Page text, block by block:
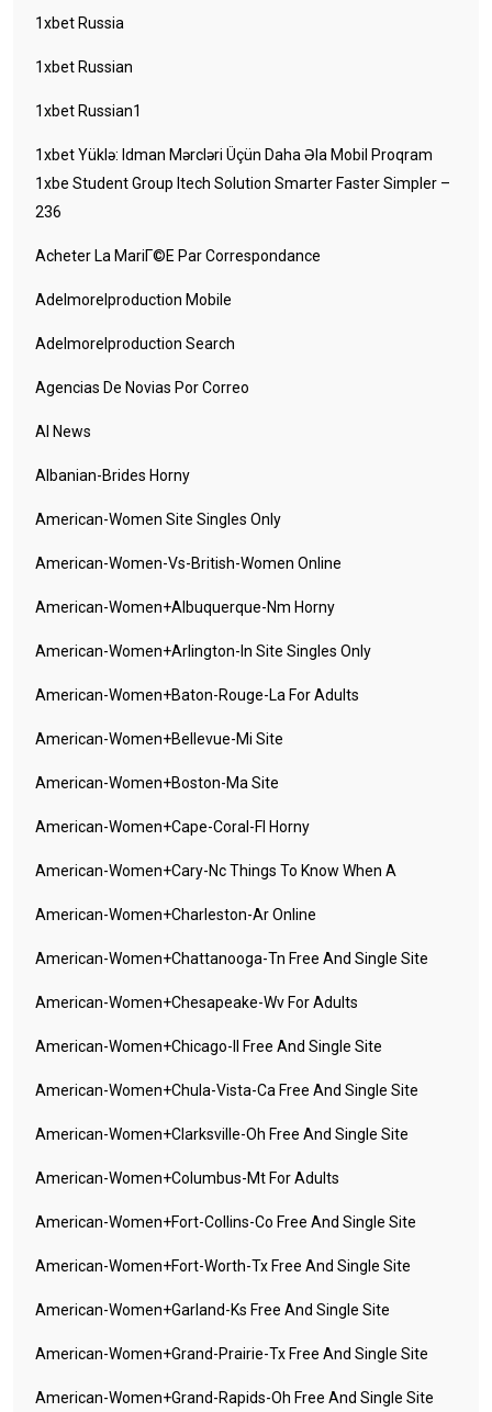
1xbet Russia
1xbet Russian
1xbet Russian1
1xbet Yüklə: Idman Mərcləri Üçün Daha Əla Mobil Proqram
1xbe Student Group Itech Solution Smarter Faster Simpler –
236
Acheter La MariГ©e Par Correspondance
Adelmorelproduction Mobile
Adelmorelproduction Search
Agencias De Novias Por Correo
AI News
Albanian-Brides Horny
American-Women Site Singles Only
American-Women-Vs-British-Women Online
American-Women+albuquerque-Nm Horny
American-Women+arlington-In Site Singles Only
American-Women+baton-Rouge-La For Adults
American-Women+bellevue-Mi Site
American-Women+boston-Ma Site
American-Women+cape-Coral-Fl Horny
American-Women+cary-Nc Things To Know When A
American-Women+charleston-Ar Online
American-Women+chattanooga-Tn Free And Single Site
American-Women+chesapeake-Wv For Adults
American-Women+chicago-Il Free And Single Site
American-Women+chula-Vista-Ca Free And Single Site
American-Women+clarksville-Oh Free And Single Site
American-Women+columbus-Mt For Adults
American-Women+fort-Collins-Co Free And Single Site
American-Women+fort-Worth-Tx Free And Single Site
American-Women+garland-Ks Free And Single Site
American-Women+grand-Prairie-Tx Free And Single Site
American-Women+grand-Rapids-Oh Free And Single Site